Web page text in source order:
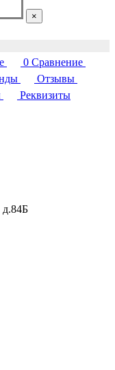
×
0 Сравнение
Отзывы
Реквизиты